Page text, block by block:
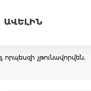
ԱՎԵԼԻՆ
չթունավորվեն,